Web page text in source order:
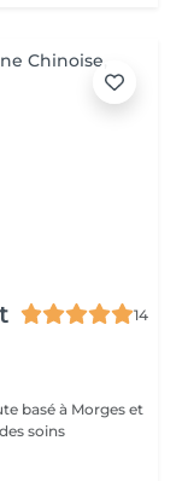
14
basé à Morges et
soins